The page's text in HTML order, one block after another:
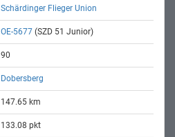
Schärdinger Flieger Union
OE-5677 (SZD 51 Junior)
90
Dobersberg
147.65 km
133.08 pkt